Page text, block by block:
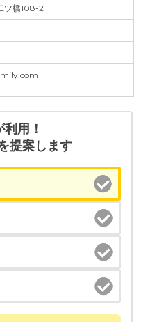
ツ橋108-2
用！
提案します